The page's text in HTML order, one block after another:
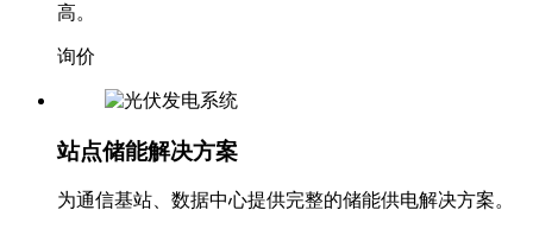
高。
询价
站点储能解决方案
为通信基站、数据中心提供完整的储能供电解决方案。